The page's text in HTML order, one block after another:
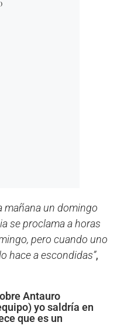
mañana un domingo
se proclama a horas
pero cuando uno
hace a escondidas”,
Antauro
yo saldría en
que es un